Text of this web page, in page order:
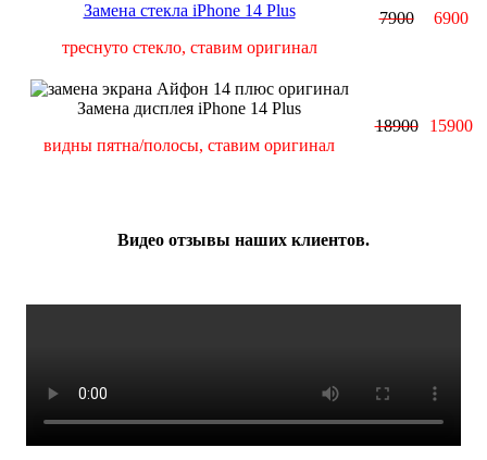
Замена стекла iPhone 14 Plus
треснуто стекло, ставим оригинал
7900 6900
Замена дисплея iPhone 14 Plus
видны пятна/полосы, ставим оригинал
18900 15900
Видео отзывы наших клиентов.